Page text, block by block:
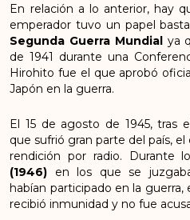
En relación a lo anterior, hay
emperador tuvo un papel
Segunda Guerra Mundialya
de 1941 durante una
Hirohito fue el que aprobó
Japón en la guerra.
El 15 de agosto de 1945, tras
que sufrió gran parte del país,
rendición por radio. Durante
(1946) en los que se
habían participado en la
recibió inmunidad y no fue